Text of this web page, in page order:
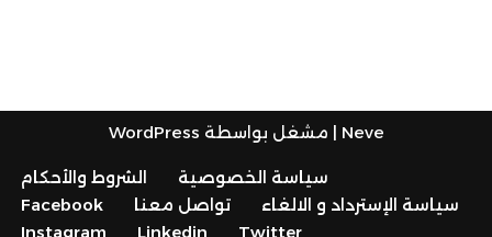
Neve | مشغل بواسطة WordPress
سياسة الخصوصية
الشروط والأحكام
سياسة الإسترداد و الالغاء
تواصل معنا
Facebook
Twitter
Linkedin
Instagram